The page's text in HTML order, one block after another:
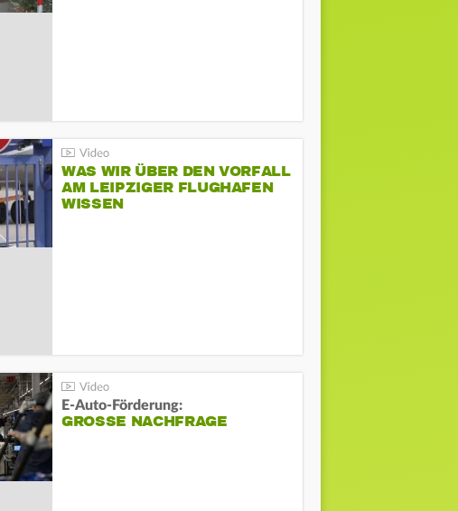
WAS WIR ÜBER DEN VORFALL
AM LEIPZIGER FLUGHAFEN
WISSEN
E-Auto-Förderung:
GROSSE NACHFRAGE